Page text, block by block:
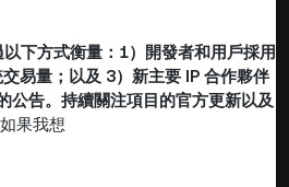
以下方式衡量：1）開發者和用戶採用
易量；以及 3）新主要 IP 合作夥伴
公告。持續關注項目的官方更新以及
果我想